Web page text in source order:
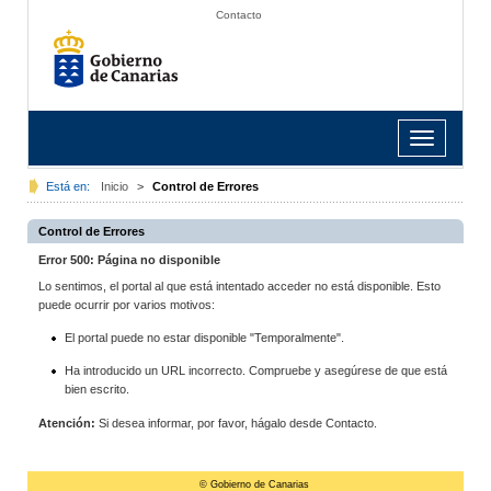
Contacto
Toggle
navigation
Está en: Inicio > Control de Errores
Control de Errores
Error 500: Página no disponible
Lo sentimos, el portal al que está intentado acceder no está disponible. Esto
puede ocurrir por varios motivos:
El portal puede no estar disponible "Temporalmente".
Ha introducido un URL incorrecto. Compruebe y asegúrese de que está
bien escrito.
Atención: Si desea informar, por favor, hágalo desde Contacto.
© Gobierno de Canarias